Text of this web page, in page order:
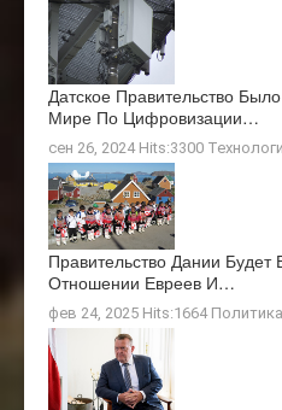
Датское Правительство
Мире По Цифровизации…
сен 26, 2024 Hits:3300
Правительство Дании
Отношении Евреев И…
фев 24, 2025 Hits:1664 Политика